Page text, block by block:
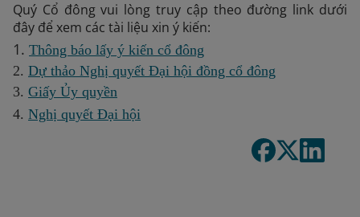
Quý Cổ đông vui lòng truy cập theo đường link dưới
đây để xem các tài liệu xin ý kiến:
1. Thông báo lấy ý kiến cổ đông
2. Dự thảo Nghị quyết Đại hội đồng cổ đông
3. Giấy Ủy quyền
4. Nghị quyết Đại hội